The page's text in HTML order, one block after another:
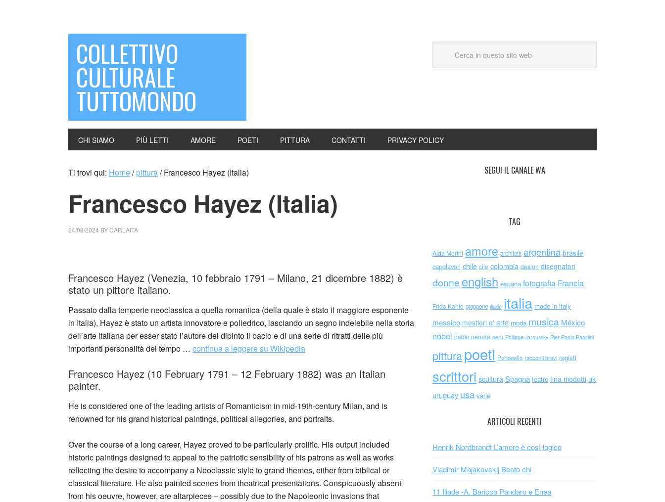
COLLETTIVO
CULTURALE
TUTTOMONDO
CHI SIAMO PIÙ LETTI AMORE POETI PITTURA CONTATTI PRIVACY POLICY
Ti trovi qui: Home/ pittura/Francesco Hayez (Italia)
Francesco Hayez (Italia)
24/08/2024 BYCARLAITA
Francesco Hayez (Venezia, 10 febbraio 1791 – Milano, 21 dicembre 1882) è
stato un pittore italiano.
Passato dalla temperie neoclassica a quella romantica (della quale è stato il maggiore esponente
in Italia), Hayez è stato un artista innovatore e poliedrico, lasciando un segno indelebile nella storia
dell’arte italiana per esser stato l’autore del dipinto Il bacio e di una serie di ritratti delle più
importanti personalità del tempo … continua a leggere su Wikipedia
Francesco Hayez (10 February 1791 – 12 February 1882) was an Italian
painter.
He is considered one of the leading artists of Romanticism in mid-19th-century Milan, and is
renowned for his grand historical paintings, political allegories, and portraits.
Over the course of a long career, Hayez proved to be particularly prolific. His output included
historic paintings designed to appeal to the patriotic sensibility of his patrons as well as works
reflecting the desire to accompany a Neoclassic style to grand themes, either from biblical or
classical literature. He also painted scenes from theatrical presentations. Conspicuously absent
from his oeuvre, however, are altarpieces – possibly due to the Napoleonic invasions that
SEGUI IL CANALE WA
TAG
Alda Merini amore architetti argentina brasile
capolavori chile cile colombia design disegnatori
donne english espana fotografia Francia
Frida Kahlo giappone iliade italia made in italy
messico mestieri d' arte moda musica México
nobel pablo neruda perù Philippe Jaroussky Pier Paolo Pasolini
pitturapoeti Portogallo racconti brevi registi
scrittori scultura Spagna teatro tina modotti uk
uruguay usa varie
ARTICOLI RECENTI
Henrik Nordbrandt L’amore è così logico
Vladimir Majakovskij Beato chi
11 Iliade -A. Baricco Pandaro e Enea